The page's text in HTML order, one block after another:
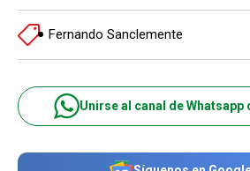
Fernando Sanclemente
Unirse al canal de Whatsapp